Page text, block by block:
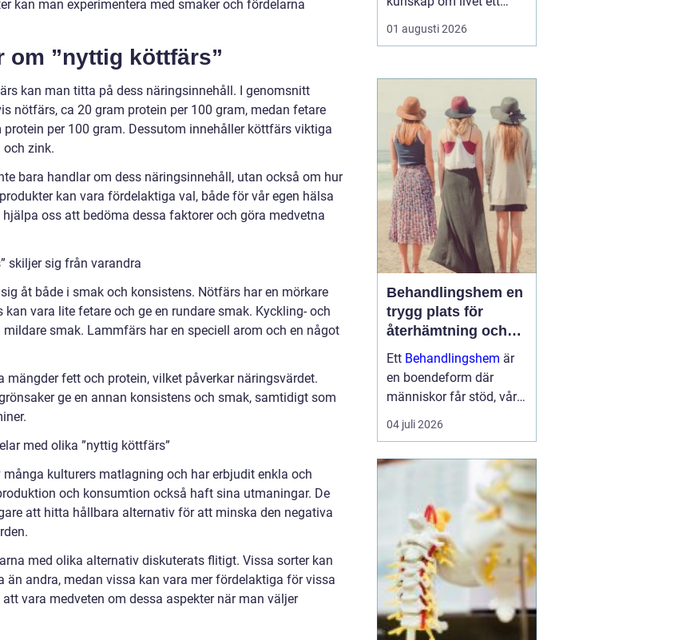
kan man experimentera med smaker och fördelarna
om ”nyttig köttfärs”
kan man titta på dess näringsinnehåll. I genomsnitt
nötfärs, ca 20 gram protein per 100 gram, medan fetare
per 100 gram. Dessutom innehåller köttfärs viktiga
zink.
bara handlar om dess näringsinnehåll, utan också om hur
kan vara fördelaktiga val, både för vår egen hälsa
oss att bedöma dessa faktorer och göra medvetna
skiljer sig från varandra
åt både i smak och konsistens. Nötfärs har en mörkare
vara lite fetare och ge en rundare smak. Kyckling- och
smak. Lammfärs har en speciell arom och en något
fett och protein, vilket påverkar näringsvärdet.
ge en annan konsistens och smak, samtidigt som
med olika ”nyttig köttfärs”
många kulturers matlagning och har erbjudit enkla och
och konsumtion också haft sina utmaningar. De
att hitta hållbara alternativ för att minska den negativa
med olika alternativ diskuterats flitigt. Vissa sorter kan
andra, medan vissa kan vara mer fördelaktiga för vissa
vara medveten om dessa aspekter när man väljer
praktiskt system för
hälsa som förenar kropp,
stället för att enbart
fokusera på symptom
försöker ayurvedan
förstå varf...
01 augusti 2026
Behandlingshem en
trygg plats för
återhämtning och
förändring
Ett Behandlingshem är
en boendeform där
människor får stöd, vård
och struktur under en
period i livet när det
öppenvården inte räcker.
Målet är att skapa
trygghet, stabilitet och
förutsättni...
04 juli 2026